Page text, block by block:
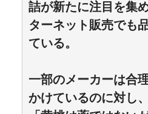
詰が新たに注目を集
ターネット販売でも
ている。
一部のメーカーは合
かけているのに対し